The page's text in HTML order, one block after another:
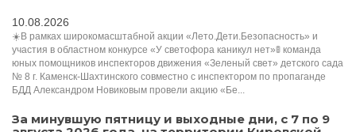
10.08.2026
☀️В рамках широкомасштабной акции «Лето.Дети.Безопасность» и
участия в областном конкурсе «У светофора каникул нет»🚦 команда
юных помощников инспекторов движения «Зеленый свет» детского сада
№ 8 г. Каменск-Шахтинского совместно с инспектором по пропаганде
БДД Александром Новиковым провели акцию «Бе...
За минувшую пятницу и выходные дни, с 7 по 9